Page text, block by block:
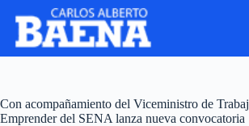
Con acompañamiento del Viceministro de
Emprender del SENA lanza nueva convocatoria